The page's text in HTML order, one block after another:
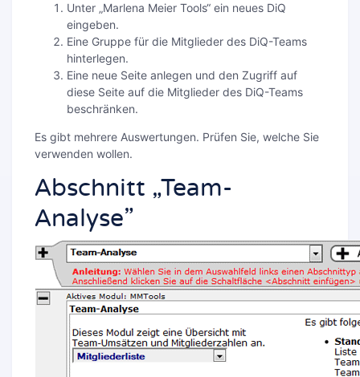
Unter „Marlena Meier Tools“ ein neues DiQ
eingeben.
Eine Gruppe für die Mitglieder des DiQ-Teams
hinterlegen.
Eine neue Seite anlegen und den Zugriff auf
diese Seite auf die Mitglieder des DiQ-Teams
beschränken.
Es gibt mehrere Auswertungen. Prüfen Sie, welche Sie
verwenden wollen.
Abschnitt „Team-
Analyse”